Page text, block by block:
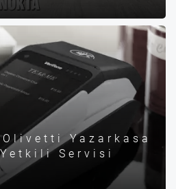
Yazarkasa
Servisi